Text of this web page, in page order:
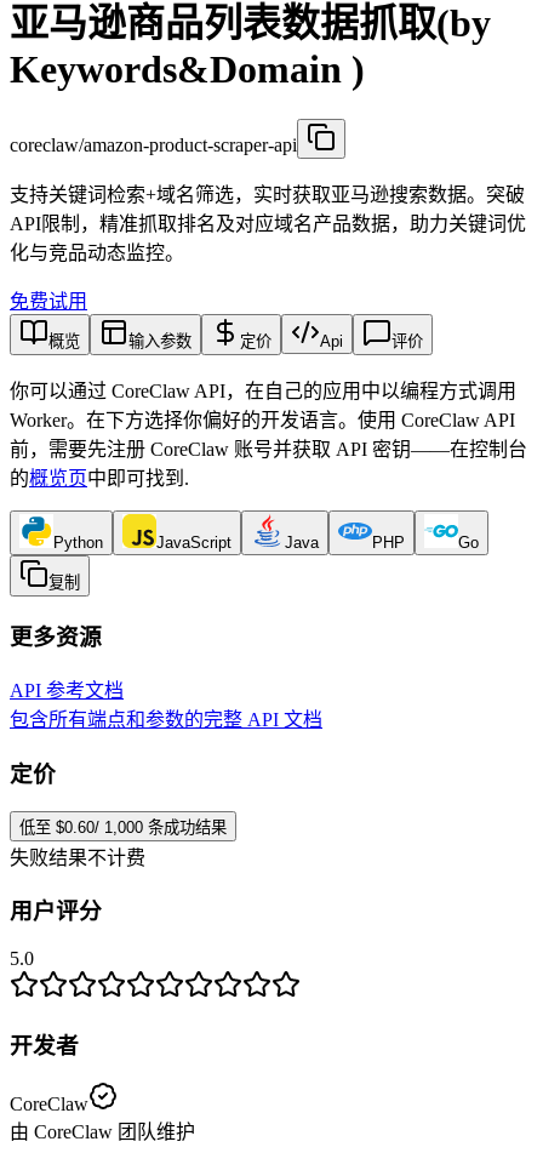
亚马逊商品列表数据抓取(by
Keywords&Domain )
coreclaw/amazon-product-scraper-api
支持关键词检索+域名筛选，实时获取亚马逊搜索数据。突破
API限制，精准抓取排名及对应域名产品数据，助力关键词优
化与竞品动态监控。
免费试用
概览 输入参数 定价 Api 评价
你可以通过 CoreClaw API，在自己的应用中以编程方式调用
Worker。在下方选择你偏好的开发语言。使用 CoreClaw API
前，需要先注册 CoreClaw 账号并获取 API 密钥——在控制台
的概览页中即可找到 .
Python JavaScript Java PHP Go
复制
更多资源
API 参考文档
包含所有端点和参数的完整 API 文档
定价
低至 $0.60/ 1,000 条成功结果
失败结果不计费
用户评分
5.0
开发者
CoreClaw
由 CoreClaw 团队维护